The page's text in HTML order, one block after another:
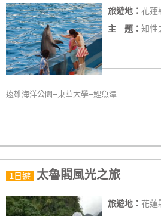
旅遊地： 花蓮
主 題： 知性
遠雄海洋公園→東華大學→鯉魚潭
1日遊 太魯閣風光之旅
旅遊地： 花蓮